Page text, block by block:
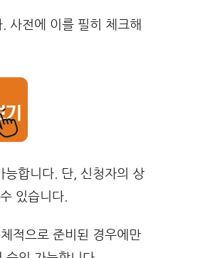
사전에 이를 필히 체크해
능합니다. 단, 신청자의 상
있습니다.
적으로 준비된 경우에만